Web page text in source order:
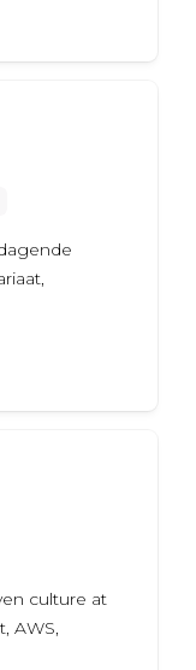
culture at
AWS,